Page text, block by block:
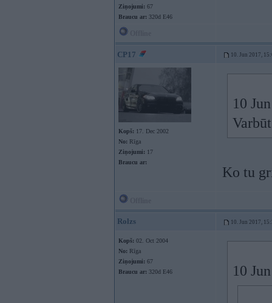
Ziņojumi: 67
Braucu ar: 320d E46
CP17 10. Jun 2017,
Kopš: 17. Dec 2002
No: Rīga
Ziņojumi: 17
Braucu ar:
10
Ko tu
Rolzs 10. Jun 2017,
Kopš: 02. Oct 2004
No: Rīga
Ziņojumi: 67
Braucu ar: 320d E46 10